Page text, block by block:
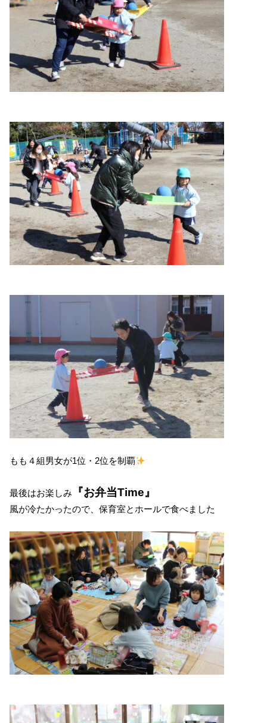
もも４組男女が1位・2位を制覇
最後はお楽しみ 『お弁当Time』
風が冷たかったので、保育室とホールで食べました